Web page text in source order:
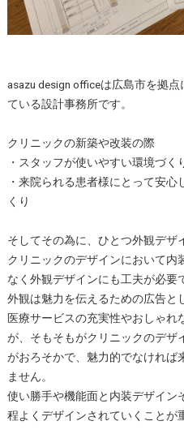
asazu design officeは広島市を拠
ている設計事務所です。
クリニックの新築や改装の際
・スタッフが使いやすい環境づく
・来院られる患者様にとって安
くり
そしてその為に、ひとつ外観デザ
クリニックのデザインにおいて内
なく外観デザインにも工夫が必要
外観は魅力を伝えるための広告と
医療サービスの充実性やおしゃれ
が、そもそもがクリニックのデザ
がおろそかで、魅力的でなければ
ません。
使い勝手や機能面と内装デザイン
程よくデザインされていくことが